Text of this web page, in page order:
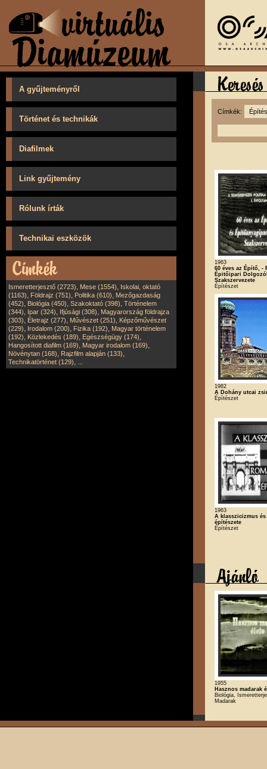
A gyűjteményről
Történet és technikák
Diafilmek
Link gyűjtemény
Rólunk írták
Technikai eszközök
Ismeretterjesztő (2723), Mese (1554), Iskolai, oktató
(1163), Földrajz (751), Politika (610), Mezőgazdaság
(452), Biológia (450), Szakoktató (398), Történelem
(344), Ipar (324), Ifjúsági (308), Magyarország földrajza
(303), Életrajz (277), Művészet (251), Képzőművészet
(229), Irodalom (200), Fizika (192), Magyar történelem
(192), Közlekedés (189), Egészségügy (174),
Hangosított diafilm (169), Magyar irodalom (169),
Növénytan (168), Rajzfilm alapján (133),
Technikatörténet (129),
Címkék:
1963
60 éves az Építő, -
Épitőipari
Szakszervezete
Építészet
1982
A Dohány utcai
Építészet
1963
A klasszicizmus
építészete
Építészet
1955
Hasznos madarak
Biológia,
Madarak